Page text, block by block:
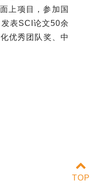
上项目，参加国
表SCI论文50余
化优秀团队奖、中
TOP